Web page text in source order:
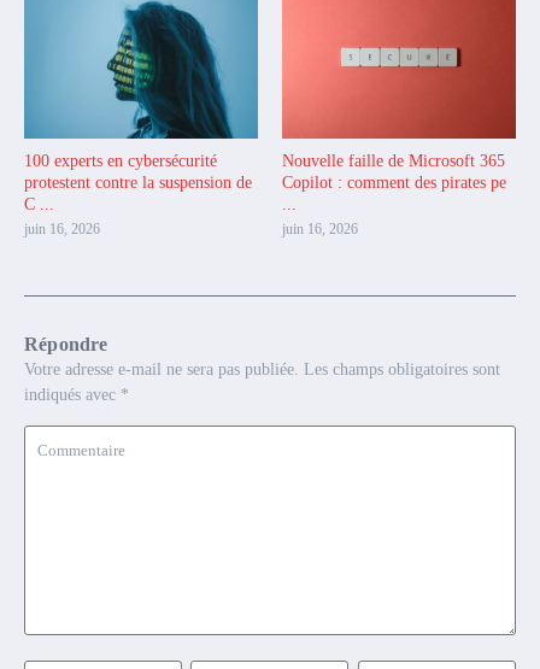
100 experts en cybersécurité
protestent contre la suspension de
C ...
juin 16, 2026
Nouvelle faille de Microsoft 365
Copilot : comment des pirates pe
juin 16, 2026
Répondre
Votre adresse e-mail ne sera pas publiée. Les champs obligatoires sont
indiqués avec *